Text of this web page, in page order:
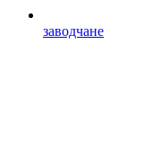
заводчане